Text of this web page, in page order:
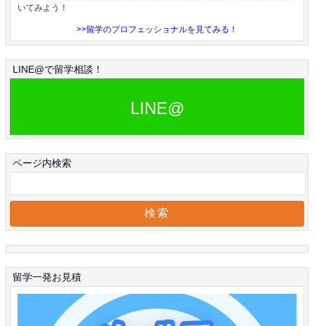
いてみよう！
>>留学のプロフェッショナルを見てみる！
LINE@で留学相談！
LINE@
ページ内検索
留学一発お見積